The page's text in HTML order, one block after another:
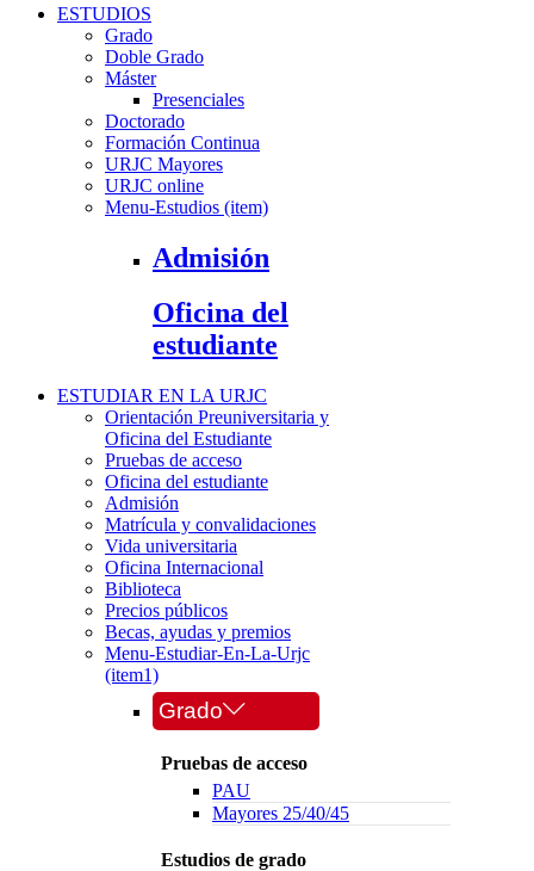
ESTUDIOS
Grado
Doble Grado
Máster
Presenciales
Doctorado
Formación Continua
URJC Mayores
URJC online
Menu-Estudios (item)
Admisión
Oficina del
estudiante
ESTUDIAR EN LA URJC
Orientación Preuniversitaria y
Oficina del Estudiante
Pruebas de acceso
Oficina del estudiante
Admisión
Matrícula y convalidaciones
Vida universitaria
Oficina Internacional
Biblioteca
Precios públicos
Becas, ayudas y premios
Menu-Estudiar-En-La-Urjc
(item1)
Grado
Pruebas de acceso
PAU
Mayores 25/40/45
Estudios de grado